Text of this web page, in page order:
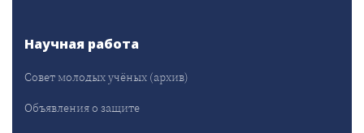
Научная работа
Совет молодых учёных (архив)
Объявления о защите